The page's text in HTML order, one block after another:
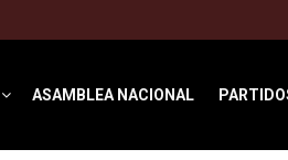
ASAMBLEA NACIONAL